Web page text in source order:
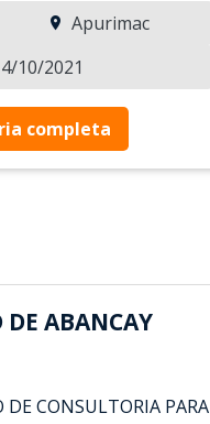
Apurimac
10/2021
completa
ABANCAY
DE CONSULTORIA PARA